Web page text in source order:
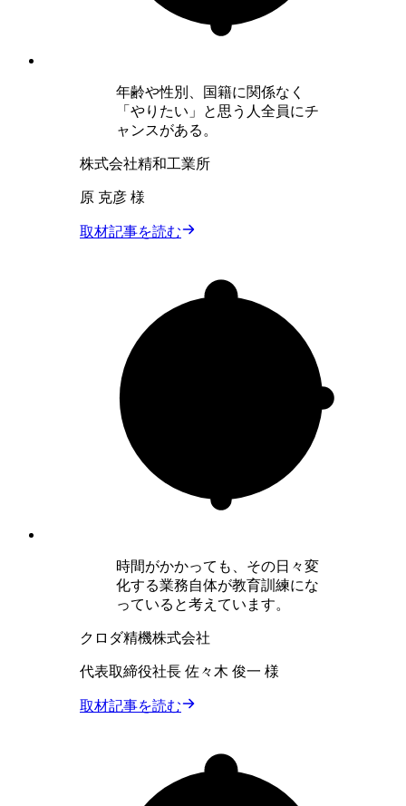
年齢や性別、国籍に関係なく
「やりたい」と思う人全員にチ
ャンスがある。
株式会社精和工業所
原 克彦 様
取材記事を読む
時間がかかっても、その日々変
化する業務自体が教育訓練にな
っていると考えています。
クロダ精機株式会社
代表取締役社長 佐々木 俊一 様
取材記事を読む